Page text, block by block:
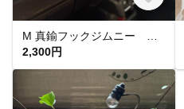
2,300円